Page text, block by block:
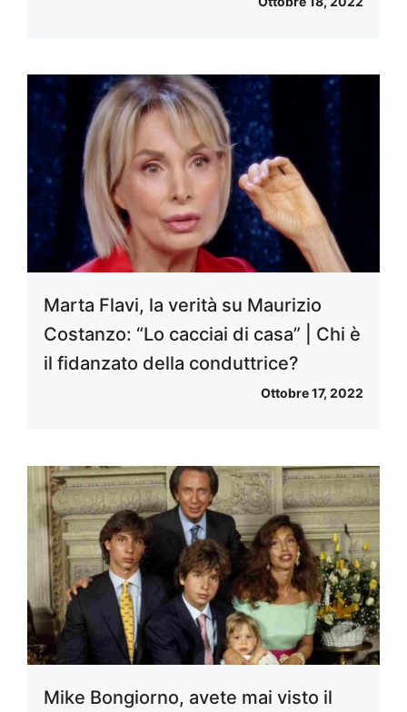
Marta Flavi, la verità su Maurizio
Costanzo: “Lo cacciai di casa” | Chi è
il fidanzato della conduttrice?
Ottobre 17, 2022
Mike Bongiorno, avete mai visto il